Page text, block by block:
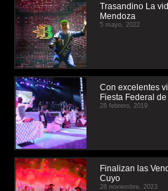
Trasandino La
Mendoza
5 mayo, 2022
Con excelentes
Fiesta Federal
28 febrero, 2019
Finalizan las
Cuyo
28 noviembre, 2023